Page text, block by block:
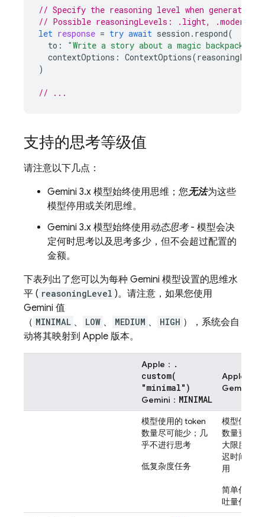
// Specify the reasoning level when generating
// Possible reasoningLevels: .light,
let response = try await session . respond(
to : "Write a story about a magic backpack."
contextOptions : ContextOptions(reasoningLevel
)
// ...
支持的思考等级值
请注意以下几点：
Gemini 3.x 模型始终使用思维；您无法为这些
模型停用或关闭思维。
Gemini 3.x 模型始终使用动态思考- 模型会决
定何时思考以及思考多少，但不会超过配置的
金额。
下表列出了您可以为每种 Gemini 模型设置的思维水
平 ( reasoningLevel )。请注意，如果您使用
Gemini 值
（ MINIMAL 、 LOW 、 MEDIUM 、 HIGH ），系统会自
动将其映射到 Apple 版本。
Apple： .
custom(
"minimal")
Gemini ： MINIMAL
Apple：
Gemini
模型使用的 token
数量尽可能少；几
乎不进行思考
低复杂度任务
模型使用
数量更少
大限度地
迟时间并
用
简单任务
吐量任务